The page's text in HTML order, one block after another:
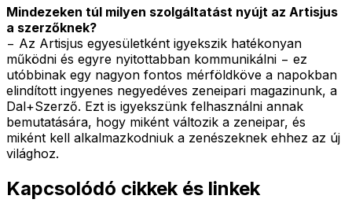
Mindezeken túl milyen szolgáltatást nyújt az Artisjus
a szerzőknek?
− Az Artisjus egyesületként igyekszik hatékonyan
működni és egyre nyitottabban kommunikálni − ez
utóbbinak egy nagyon fontos mérföldköve a napokban
elindított ingyenes negyedéves zeneipari magazinunk, a
Dal+Szerző. Ezt is igyekszünk felhasználni annak
bemutatására, hogy miként változik a zeneipar, és
miként kell alkalmazkodniuk a zenészeknek ehhez az új
világhoz.
Kapcsolódó cikkek és linkek